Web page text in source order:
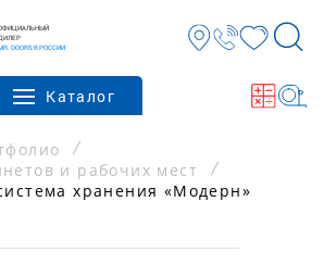
ДИЛЕР
DOORS В РОССИИ
Каталог
и рабочих мест
хранения «Модерн»